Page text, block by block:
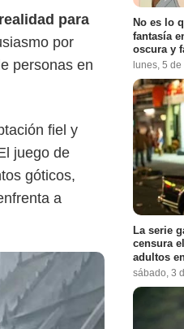
para
por
personas en
fiel y
juego de
góticos,
a
No es lo
fantasía
oscura y
lunes, 5
La serie
censura
adultos
sábado, 3